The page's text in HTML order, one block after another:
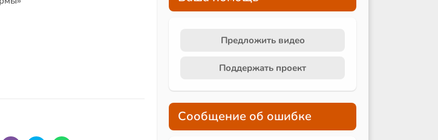
Предложить видео
Поддержать проект
Сообщение об ошибке